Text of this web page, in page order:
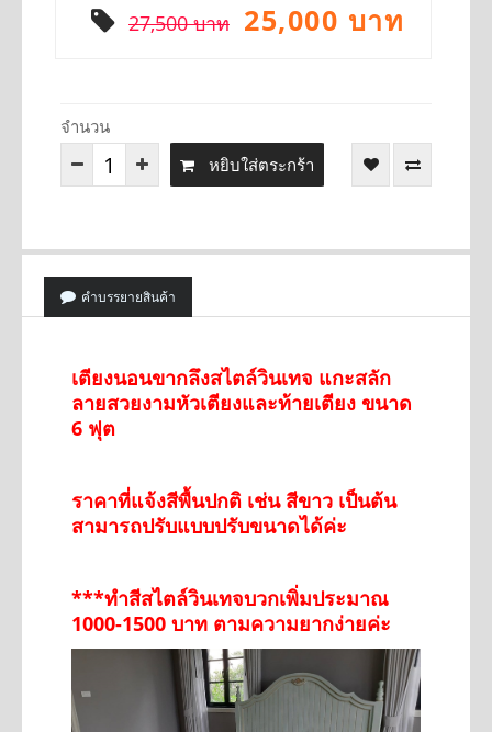
27,500 บาท 25,000 บาท
จำนวน
หยิบใส่ตระกร้า
คำบรรยายสินค้า
เตียงนอนขากลึงสไตล์วินเทจ แกะสลัก
ลายสวยงามหัวเตียงและท้ายเตียง ขนาด
6 ฟุต
ราคาที่แจ้งสีพื้นปกติ เช่น สีขาว เป็นต้น
สามารถปรับแบบปรับขนาดได้ค่ะ
***ทำสีสไตล์วินเทจบวกเพิ่มประมาณ
1000-1500 บาท ตามความยากง่ายค่ะ